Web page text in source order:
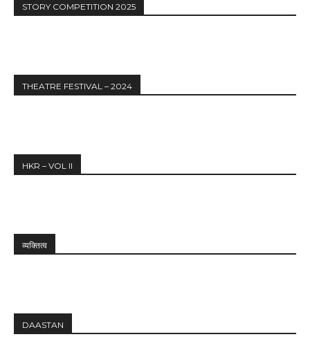
STORY COMPETITION 2025
THEATRE FESTIVAL – 2024
HKR – VOL II
व्यक्तित्व
DAASTAN